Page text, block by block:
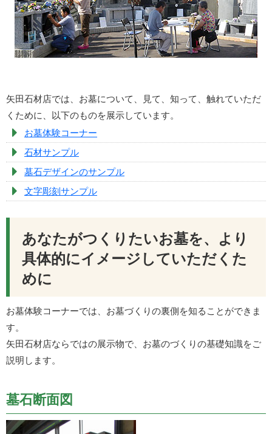
矢田石材店では、お墓について、見て、知って、触れていただ
くために、以下のものを展示しています。
お墓体験コーナー
石材サンプル
墓石デザインのサンプル
文字彫刻サンプル
あなたがつくりたいお墓を、より
具体的にイメージしていただくた
めに
お墓体験コーナーでは、お墓づくりの裏側を知ることができま
す。
矢田石材店ならではの展示物で、お墓のづくりの基礎知識をご
説明します。
墓石断面図